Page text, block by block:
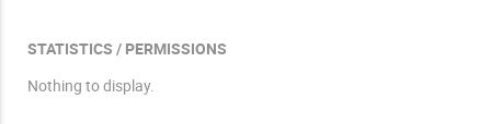
STATISTICS / PERMISSIONS
Nothing to display.